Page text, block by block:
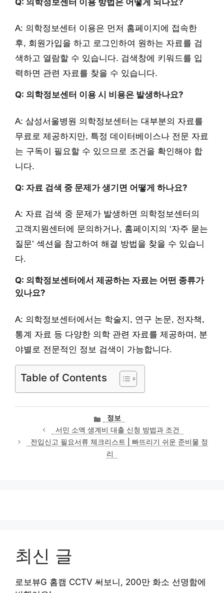
A: 의학정보센터 이용은 먼저 홈페이지에 접속한
후, 회원가입을 하고 로그인하여 원하는 자료를 검
색하고 열람할 수 있습니다. 검색창에 키워드를 입
력하면 관련 자료를 찾을 수 있습니다.
Q: 의학정보센터 이용 시 비용은 발생하나요?
A: 삼성서울병원 의학정보센터는 대부분의 자료를
무료로 제공하지만, 특정 데이터베이스나 전문 자료
는 구독이 필요할 수 있으므로 조건을 확인해야 합
니다.
Q: 자료 검색 중 문제가 생기면 어떻게 하나요?
A: 자료 검색 중 문제가 발생하면 의학정보센터의
고객지원센터에 문의하거나, 홈페이지의 ‘자주 묻는
질문’ 섹션을 참고하여 해결 방법을 찾을 수 있습니
다.
Q: 의학정보센터에서 제공하는 자료는 어떤 종류가
있나요?
A: 의학정보센터에서는 학술지, 연구 논문, 전자책,
통계 자료 등 다양한 의학 관련 자료를 제공하며, 분
야별로 전문적인 정보 검색이 가능합니다.
Table of Contents
카
테
고
리
정보
서민 소액 생계비 대출 신청 방법과 조건
전입신고 필요서류 체크리스트 | 빠뜨리기 쉬운 준비물 정
리
최신 글
로보뷰G 홈캠 CCTV 써보니, 200만 화소 선명함에